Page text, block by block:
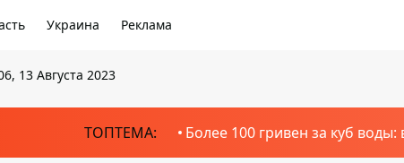
Украина Реклама
13 Августа 2023
ТОПТЕМА: Более 100 гривен за куб